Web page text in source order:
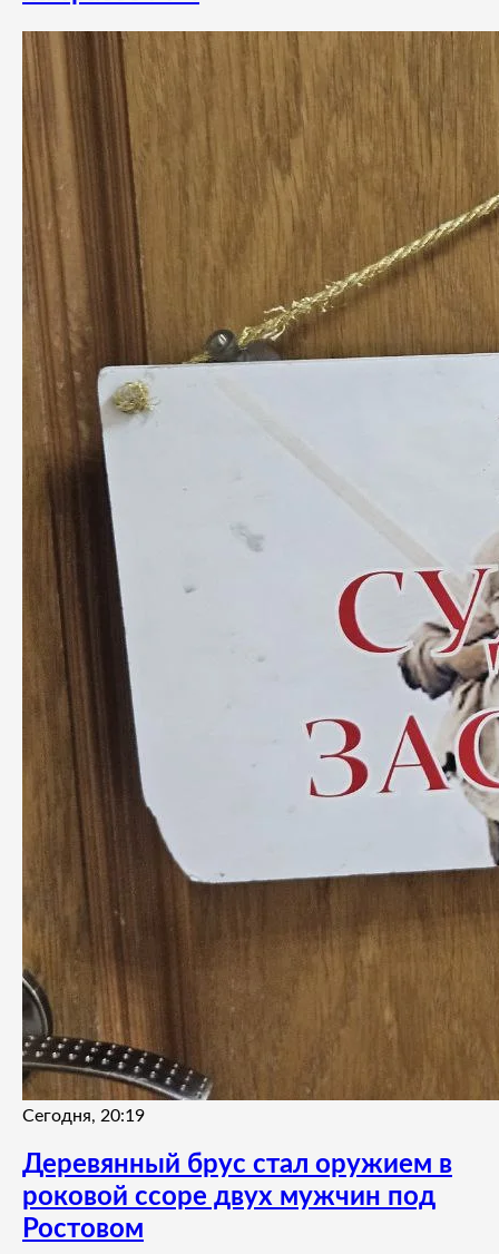
Сегодня, 20:19
Деревянный брус стал оружием в
роковой ссоре двух мужчин под
Ростовом